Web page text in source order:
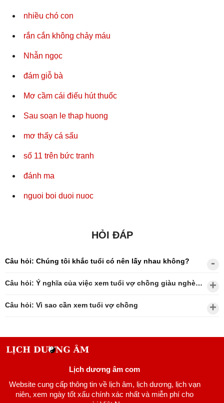
nhiều chó con
rắn cắn không chảy máu
Nhẫn ngọc
đám giỗ bà
Mơ cầm cái điếu hút thuốc
Sau soạn le thap huong
mơ thấy cá sấu
số 11 trên bức tranh
đánh ma
nguoi boi duoi nuoc
HỎI ĐÁP
Câu hỏi: Chúng tôi khắc tuổi có nên lấy nhau không?
Câu hỏi: Ý nghĩa của việc xem tuổi vợ chồng giàu nghèo?
Câu hỏi: Vì sao cần xem tuổi vợ chồng
Lịch dương âm com
Website cung cấp thông tin về lịch âm, lịch dương, lịch vạn
niên, xem ngày tốt xấu chính xác nhất và miễn phí cho